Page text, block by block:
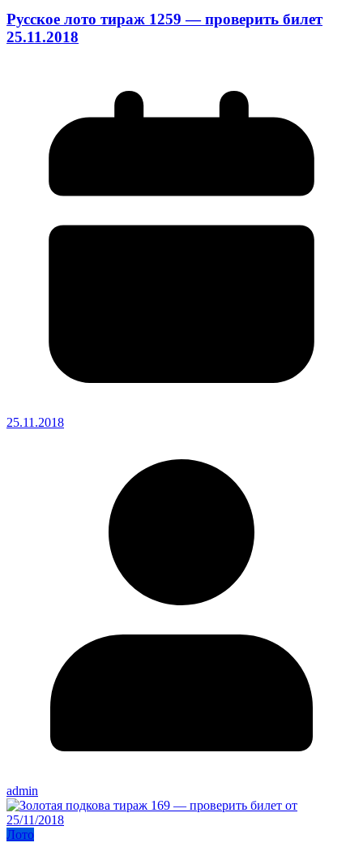
Русское лото тираж 1259 — проверить билет
25.11.2018
25.11.2018
admin
Лото